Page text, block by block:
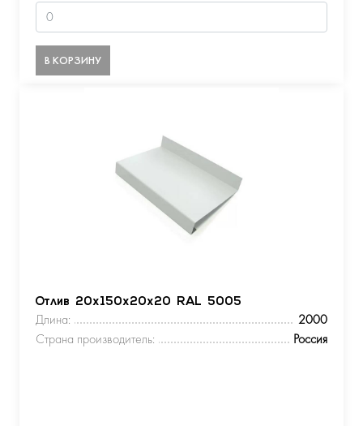
В КОРЗИНУ
Отлив 20х150х20х20 RAL 5005
Длина:
2000
Страна производитель:
Россия